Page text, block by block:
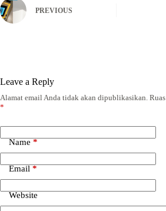
PREVIOUS
Leave a Reply
Alamat email Anda tidak akan dipublikasikan.
*
Name *
Email *
Website